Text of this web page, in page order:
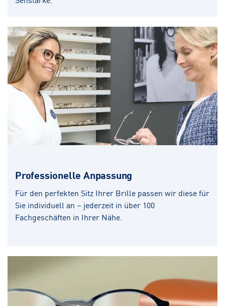
Professionelle Anpassung
Für den perfekten Sitz Ihrer Brille passen wir diese für
Sie individuell an – jederzeit in über 100
Fachgeschäften in Ihrer Nähe.